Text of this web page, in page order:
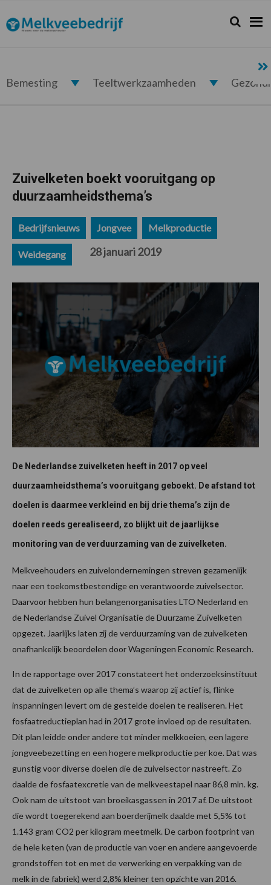
de
hoofdnavigatie
de
hoofd
de
eerste
de
voettekst
Melkveebedrijf.nl Zoeken...
Zoek
Bemesting Teeltwerkzaamheden
Zuivelketen boekt vooruitgang op
duurzaamheidsthema’s
Bedrijfsnieuws Jongvee Melkproductie
Weidegang 28 januari 2019
De Nederlandse zuivelketen heeft in 2017 op veel
duurzaamheidsthema’s vooruitgang geboekt. De afstand tot
doelen is daarmee verkleind en bij drie thema’s zijn de
doelen reeds gerealiseerd, zo blijkt uit de jaarlijkse
monitoring van de verduurzaming van de zuivelketen.
Melkveehouders en zuivelondernemingen streven gezamenlijk
naar een toekomstbestendige en verantwoorde zuivelsector.
Daarvoor hebben hun belangenorganisaties LTO Nederland en
de Nederlandse Zuivel Organisatie de Duurzame Zuivelketen
opgezet. Jaarlijks laten zij de verduurzaming van de zuivelketen
onafhankelijk beoordelen door Wageningen Economic Research.
In de rapportage over 2017 constateert het onderzoeksinstituut
dat de zuivelketen op alle thema’s waarop zij actief is, flinke
inspanningen levert om de gestelde doelen te realiseren. Het
fosfaatreductieplan had in 2017 grote invloed op de resultaten.
Dit plan leidde onder andere tot minder melkkoeien, een lagere
jongveebezetting en een hogere melkproductie per koe. Dat was
gunstig voor diverse doelen die de zuivelsector nastreeft. Zo
daalde de fosfaatexcretie van de melkveestapel naar 86,8 mln. kg.
Ook nam de uitstoot van broeikasgassen in 2017 af. De uitstoot
die wordt toegerekend aan boerderijmelk daalde met 5,5% tot
1.143 gram CO2 per kilogram meetmelk. De carbon footprint van
de hele keten (van de productie van voer en andere aangevoerde
grondstoffen tot en met de verwerking en verpakking van de
melk in de fabriek) werd 2,8% kleiner ten opzichte van 2016.